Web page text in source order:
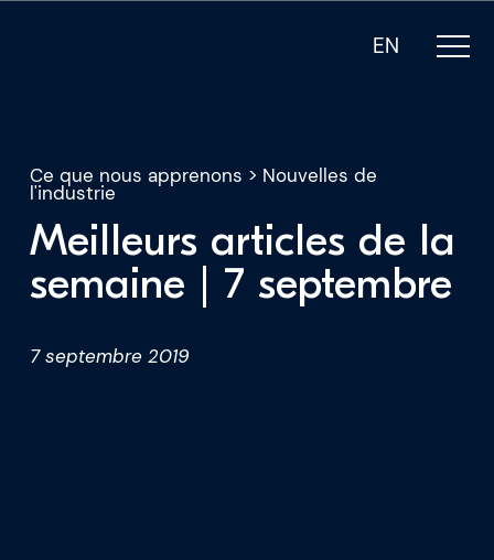
EN
Notre expertise
Qui sommes-nous
Ce que nous apprenons > Nouvelles de
l'industrie
Meilleurs articles de la
semaine | 7 septembre
7 septembre 2019